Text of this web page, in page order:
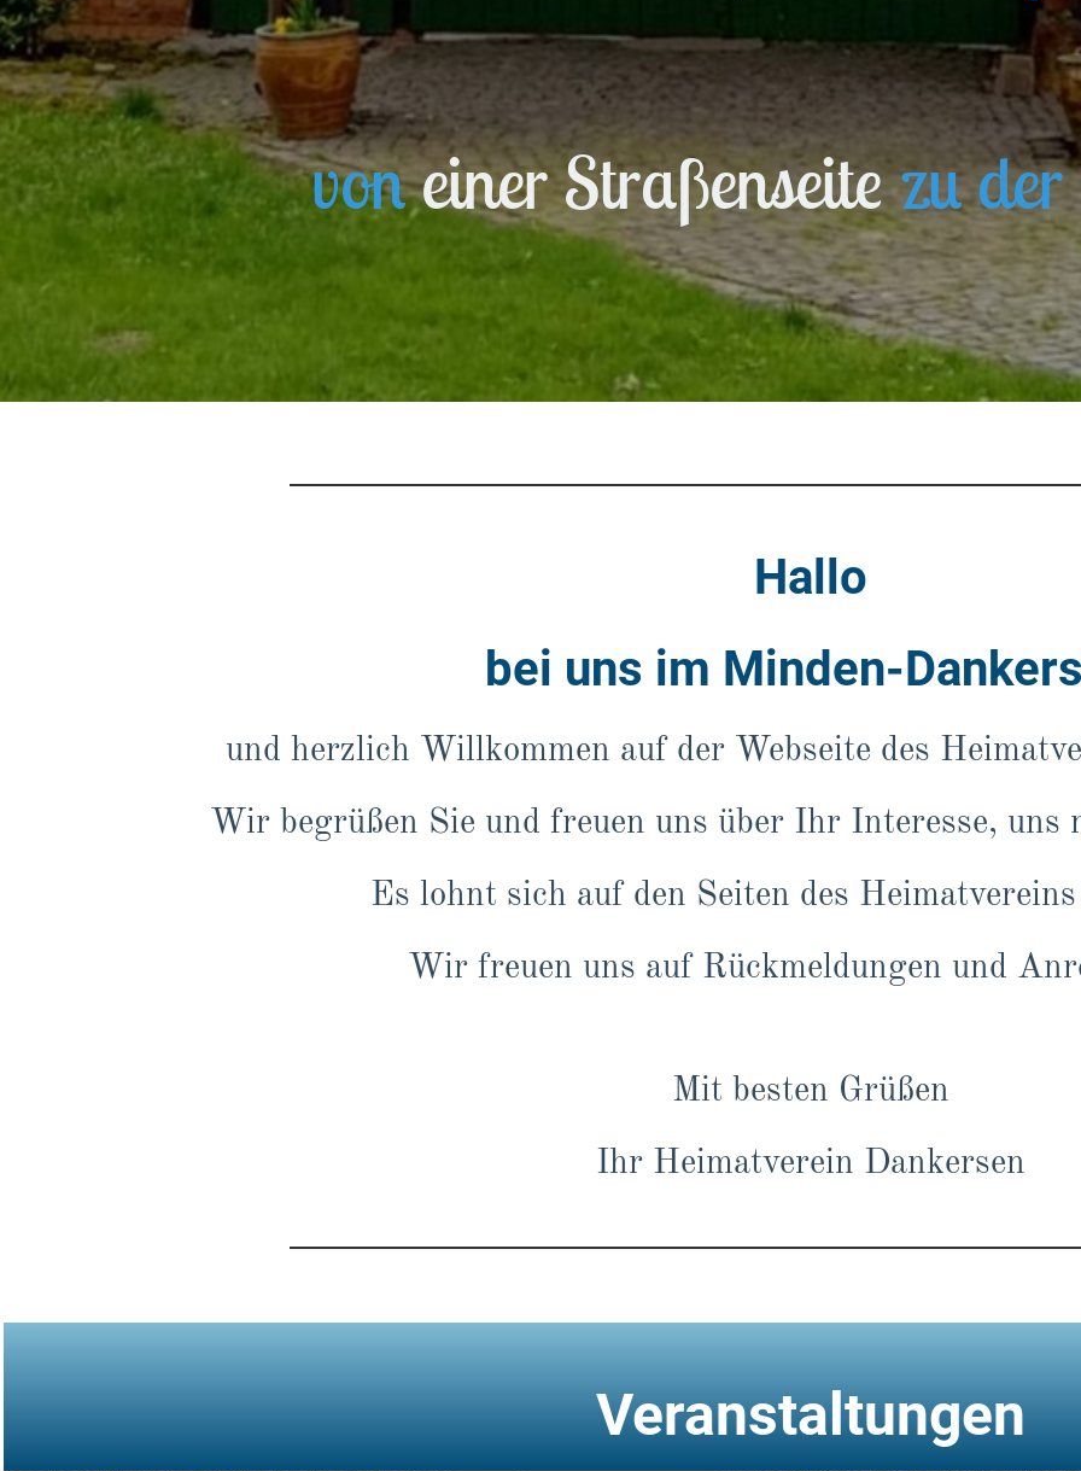
voneiner Straßenseitezu der
Hallo
bei uns im Minden-
und herzlich Willkommen auf der Webseite des
Wir begrüßen Sie und freuen uns über Ihr Interesse, uns
Es lohnt sich auf den Seiten des
Wir freuen uns auf Rückmeldungen und
Mit besten Grüßen
Ihr Heimatverein Dankersen
Veranstaltungen